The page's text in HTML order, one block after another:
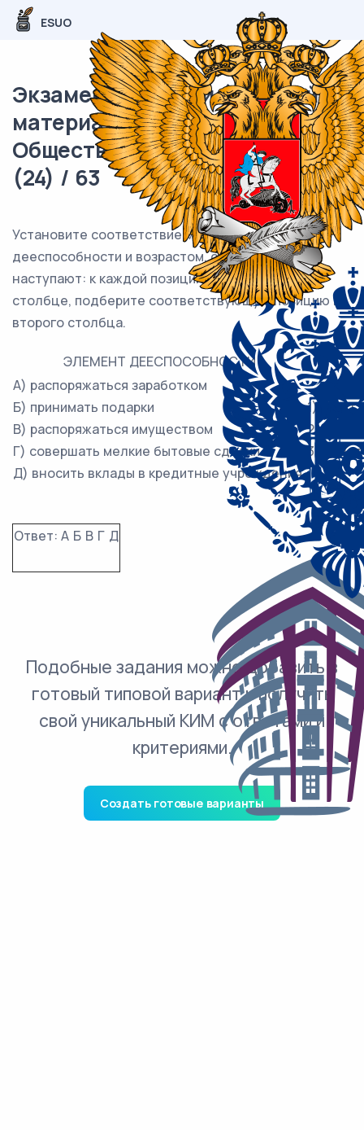
ESUO
Экзаменационный (типовой)
материал ЕГЭ /
Обществознание / 15 задание
(24) / 63
Установите соответствие между элементами
дееспособности и возрастом, с которого они
наступают: к каждой позиции, данной в первом
столбце, подберите соответствующую позицию из
второго столбца.
ЭЛЕМЕНТ ДЕЕСПОСОБНОСТИ
А) распоряжаться заработком
Б) принимать подарки
В) распоряжаться имуществом
Г) совершать мелкие бытовые сделки
Д) вносить вклады в кредитные учреждения
1) 6 лет
2) 14 лет
3) 18 лет
Ответ: А Б В Г Д
Подобные задания можно добавить в
готовый типовой вариант и получить
свой уникальный КИМ с ответами и
критериями.
Создать готовые варианты